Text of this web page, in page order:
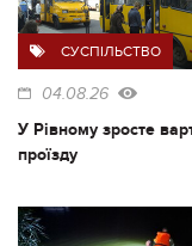
СУСПІЛЬСТВО
04.08.26
У Рівному зросте
проїзду